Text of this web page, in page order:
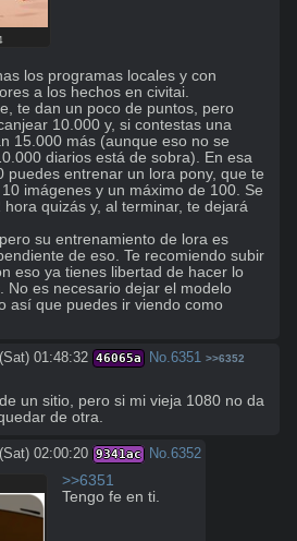
los programas locales y con
a los hechos en civitai.
te dan un poco de puntos, pero
10.000 y, si contestas una
15.000 más (aunque eso no se
diarios está de sobra). En esa
puedes entrenar un lora pony, que te
imágenes y un máximo de 100. Se
quizás y, al terminar, te dejará
su entrenamiento de lora es
de eso. Te recomiendo subir
eso ya tienes libertad de hacer lo
No es necesario dejar el modelo
así que puedes ir viendo como
01:48:32 46065a No. 6351 >>6352
un sitio, pero si mi vieja 1080 no da
de otra.
02:00:20 9341ac No. 6352
>>6351
Tengo fe en ti.